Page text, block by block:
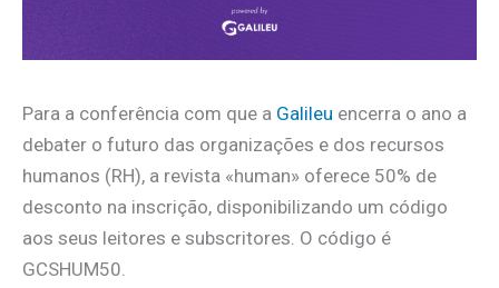
Para a conferência com que a Galileu encerra o ano a
debater o futuro das organizações e dos recursos
humanos (RH), a revista «human» oferece 50% de
desconto na inscrição, disponibilizando um código
aos seus leitores e subscritores. O código é
GCSHUM50.